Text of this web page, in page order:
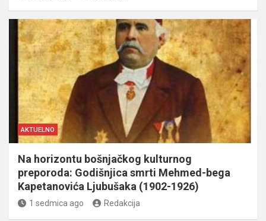
AKTUELNO
Na horizontu bošnjačkog kulturnog
preporoda: Godišnjica smrti Mehmed-bega
Kapetanovića Ljubušaka (1902-1926)
1 sedmica ago Redakcija